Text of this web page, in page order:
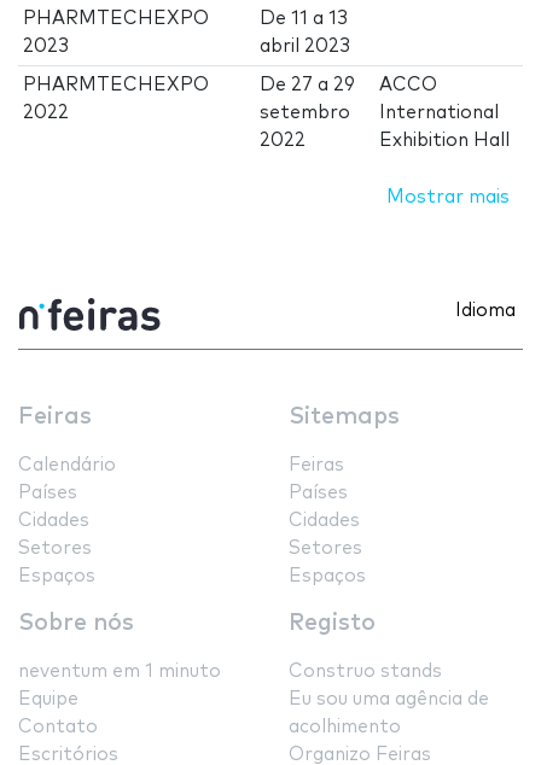
PHARMTECHEXPO
2023
De11 a13
abril 2023
PHARMTECHEXPO
2022
De 27 a 29
setembro
2022
ACCO
International
Exhibition Hall
Mostrar mais
Idioma
Feiras
Calendário
Países
Cidades
Setores
Espaços
Sitemaps
Feiras
Países
Cidades
Setores
Espaços
Sobre nós
neventum em 1 minuto
Equipe
Contato
Escritórios
Registo
Construo stands
Eu sou uma agência de
acolhimento
Organizo Feiras